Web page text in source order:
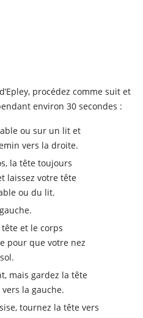
procédez comme suit et
environ 30 secondes :
ou sur un lit et
vers la droite.
la tête toujours
laissez votre tête
ou du lit.
et le corps
pour que votre nez
mais gardez la tête
la gauche.
tournez la tête vers